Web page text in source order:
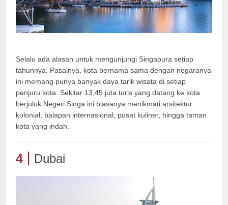
Selalu ada alasan untuk mengunjungi Singapura setiap
tahunnya. Pasalnya, kota bernama sama dengan negaranya
ini memang punya banyak daya tarik wisata di setiap
penjuru kota. Sekitar 13,45 juta turis yang datang ke kota
berjuluk Negeri Singa ini biasanya menikmati arsitektur
kolonial, balapan internasional, pusat kuliner, hingga taman
kota yang indah.
4 Dubai